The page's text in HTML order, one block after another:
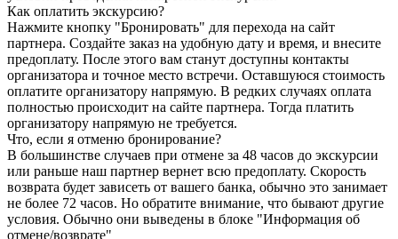
Как оплатить экскурсию?
Нажмите кнопку "Бронировать" для перехода на сайт
партнера. Создайте заказ на удобную дату и время, и внесите
предоплату. После этого вам станут доступны контакты
организатора и точное место встречи. Оставшуюся стоимость
оплатите организатору напрямую. В редких случаях оплата
полностью происходит на сайте партнера. Тогда платить
организатору напрямую не требуется.
Что, если я отменю бронирование?
В большинстве случаев при отмене за 48 часов до экскурсии
или раньше наш партнер вернет всю предоплату. Скорость
возврата будет зависеть от вашего банка, обычно это занимает
не более 72 часов. Но обратите внимание, что бывают другие
условия. Обычно они выведены в блоке "Информация об
отмене/возврате"